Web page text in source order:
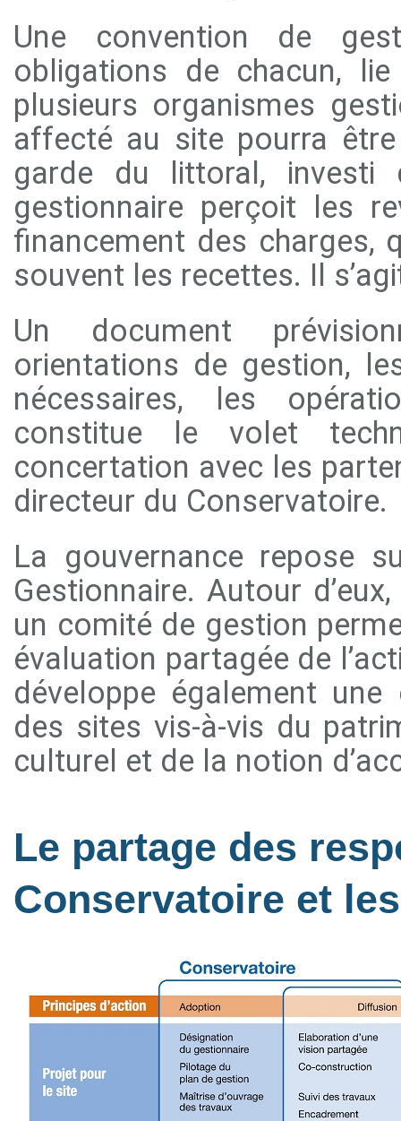
Une convention de
obligations de chacun,
plusieurs organismes
affecté au site pourra
garde du littoral, investi
gestionnaire perçoit les
financement des charges,
souvent les recettes. Il
Un document
orientations de gestion,
nécessaires, les
constitue le volet
concertation avec les
directeur du Conservatoire.
La gouvernance repose
Gestionnaire. Autour
un comité de gestion
évaluation partagée de
développe également
des sites vis-à-vis du
culturel et de la notion
Le partage des
Conservatoire et